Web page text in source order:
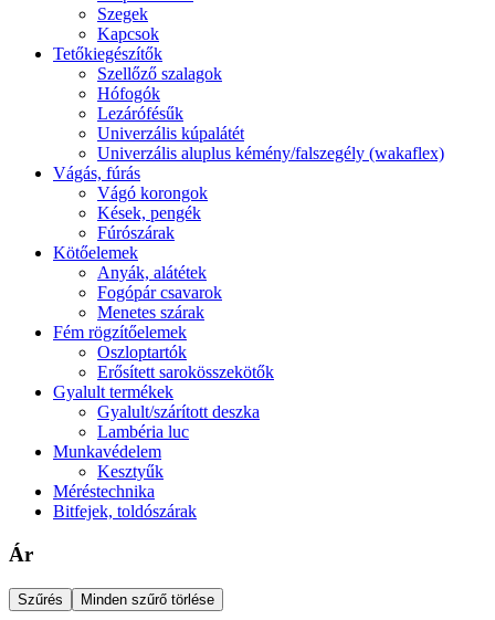
Szegek
Kapcsok
Tetőkiegészítők
Szellőző szalagok
Hófogók
Lezárófésűk
Univerzális kúpalátét
Univerzális aluplus kémény/falszegély (wakaflex)
Vágás, fúrás
Vágó korongok
Kések, pengék
Fúrószárak
Kötőelemek
Anyák, alátétek
Fogópár csavarok
Menetes szárak
Fém rögzítőelemek
Oszloptartók
Erősített sarokösszekötők
Gyalult termékek
Gyalult/szárított deszka
Lambéria luc
Munkavédelem
Kesztyűk
Méréstechnika
Bitfejek, toldószárak
Ár
Szűrés Minden szűrő törlése